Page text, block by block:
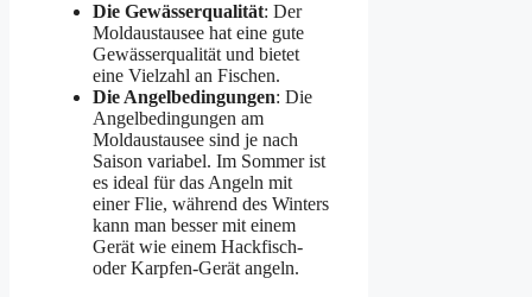
Die Gewässerqualität: Der
Moldaustausee hat eine gute
Gewässerqualität und bietet
eine Vielzahl an Fischen.
Die Angelbedingungen: Die
Angelbedingungen am
Moldaustausee sind je nach
Saison variabel. Im Sommer ist
es ideal für das Angeln mit
einer Flie, während des Winters
kann man besser mit einem
Gerät wie einem Hackfisch-
oder Karpfen-Gerät angeln.